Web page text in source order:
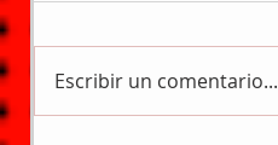
Escribir un comentario...